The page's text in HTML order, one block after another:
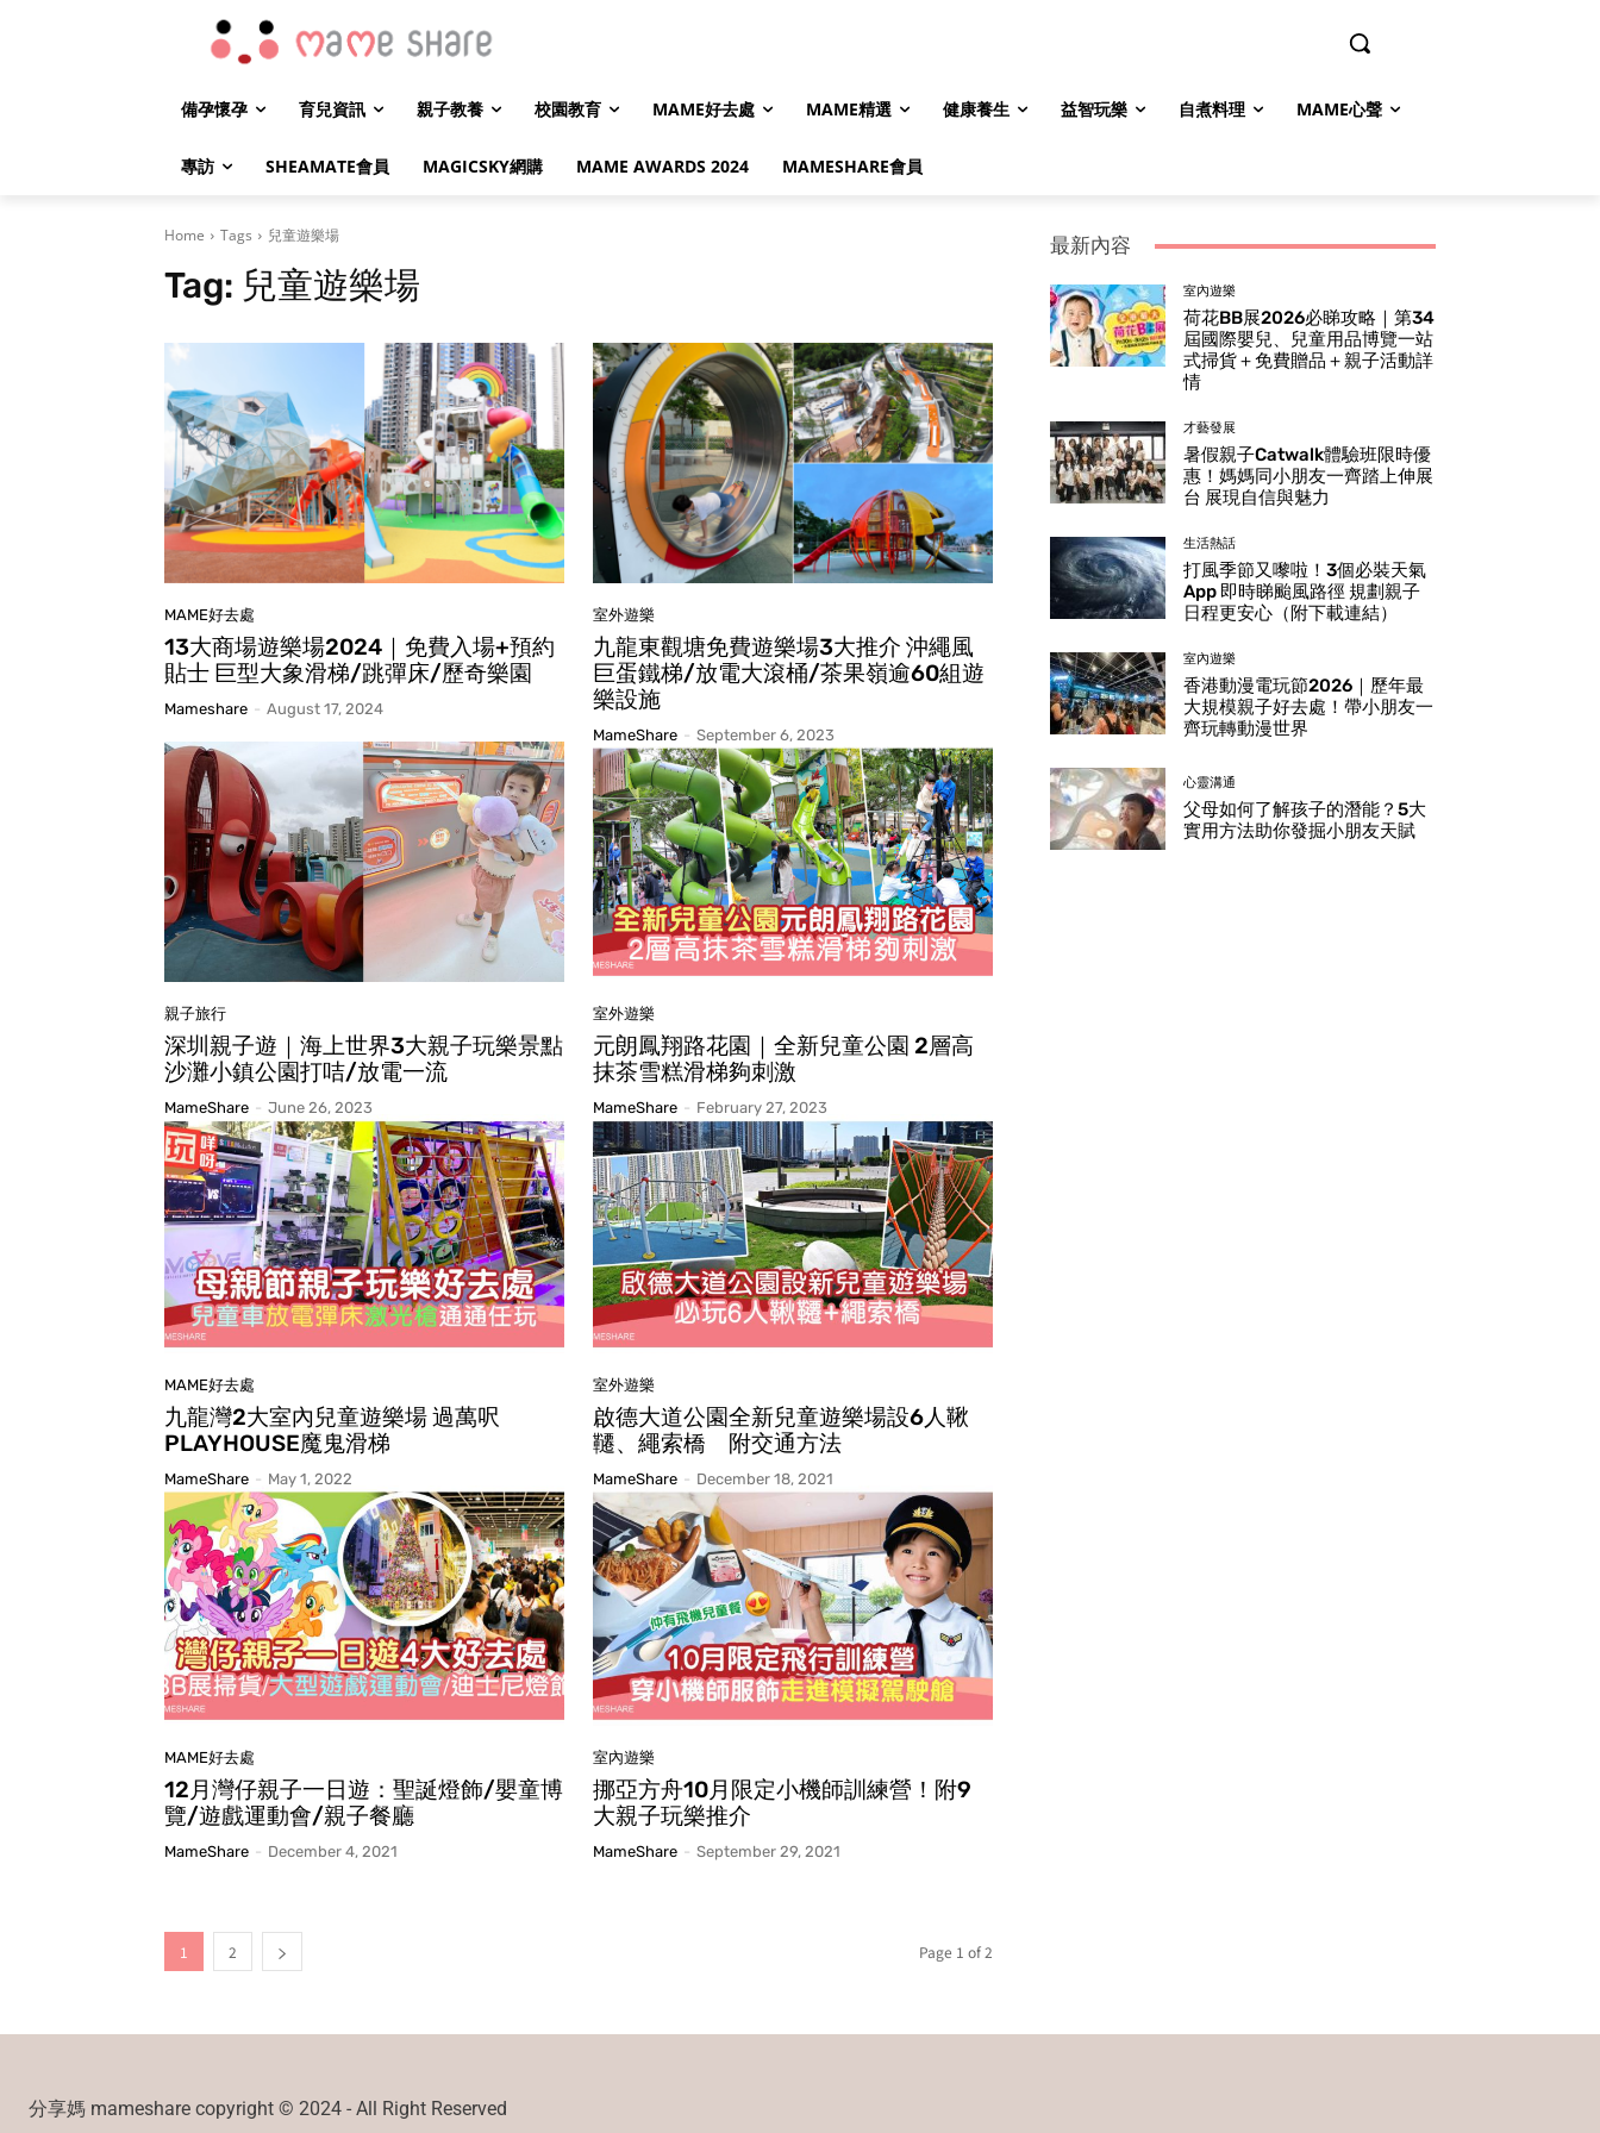
備孕懷孕 育兒資訊 親子教養 校園教育 MAME好去處 MAME精選 健康養生 益智玩樂 自煮料理 MAME心聲
專訪 SHEAMATE會員 MAGICSKY網購 MAME AWARDS 2024 MAMESHARE會員
Home Tags 兒童遊樂場
Tag: 兒童遊樂場
MAME好去處
13大商場遊樂場2024｜免費入場+預約
貼士 巨型大象滑梯/跳彈床/歷奇樂園
Mameshare - August 17, 2024
室外遊樂
九龍東觀塘免費遊樂場3大推介 沖繩風
巨蛋鐵梯/放電大滾桶/茶果嶺逾60組遊
樂設施
MameShare - September 6, 2023
親子旅行
深圳親子遊｜海上世界3大親子玩樂景點
沙灘小鎮公園打咭/放電一流
MameShare - June 26, 2023
室外遊樂
元朗鳳翔路花園｜全新兒童公園 2層高
抹茶雪糕滑梯夠刺激
MameShare - February 27, 2023
MAME好去處
九龍灣2大室內兒童遊樂場 過萬呎
PLAYHOUSE魔鬼滑梯
MameShare - May 1, 2022
室外遊樂
啟德大道公園全新兒童遊樂場設6人鞦
韆、繩索橋 附交通方法
MameShare - December 18, 2021
MAME好去處
12月灣仔親子一日遊：聖誕燈飾/嬰童博
覽/遊戲運動會/親子餐廳
MameShare - December 4, 2021
室內遊樂
挪亞方舟10月限定小機師訓練營！附9
大親子玩樂推介
MameShare - September 29, 2021
1 2 Page 1 of 2
最新內容
室內遊樂
荷花BB展2026必睇攻略｜第34
屆國際嬰兒、兒童用品博覽一站
式掃貨＋免費贈品＋親子活動詳
情
才藝發展
暑假親子Catwalk體驗班限時優
惠！媽媽同小朋友一齊踏上伸展
台 展現自信與魅力
生活熱話
打風季節又嚟啦！3個必裝天氣
App 即時睇颱風路徑 規劃親子
日程更安心（附下載連結）
室內遊樂
香港動漫電玩節2026｜歷年最
大規模親子好去處！帶小朋友一
齊玩轉動漫世界
心靈溝通
父母如何了解孩子的潛能？5大
實用方法助你發掘小朋友天賦
分享媽 mameshare copyright © 2024 - All Right Reserved